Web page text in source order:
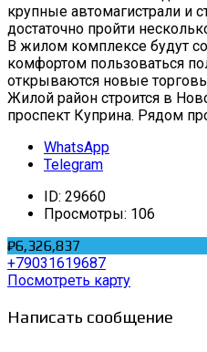
крупные автомагистрали и
достаточно пройти
В жилом комплексе будут
комфортом пользоваться
открываются новые
Жилой район строится в
проспект Куприна. Рядом
WhatsApp
Telegram
ID: 29660
Просмотры: 106
₽6,326,837
+79031619687
Посмотреть карту
Написать сообщение